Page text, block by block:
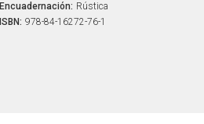
Encuadernación: Rústica
ISBN: 978-84-16272-76-1